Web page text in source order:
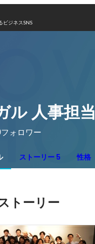
ビジネスSNS
ル 人事担当
フォロワー
ストーリー 5 性格
トーリー